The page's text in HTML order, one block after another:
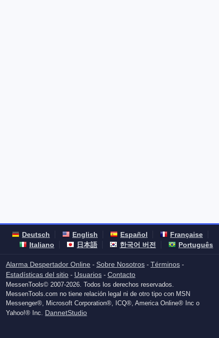
Deutsch English Español
Française
Italiano
日本語 한국어 버전 Português
Alarma Despertador Online - Sobre Nosotros - Términos -
Estadísticas del sitio - Usuarios - Contacto
MessenTools© 2007-2026. Todos los derechos reservados.
MessenTools.com no tiene relación legal ni de otro tipo con MSN
Messenger®, Microsoft Corporation®, ICQ®, America Online® Inc o
Yahoo!® Inc. DannetStudio